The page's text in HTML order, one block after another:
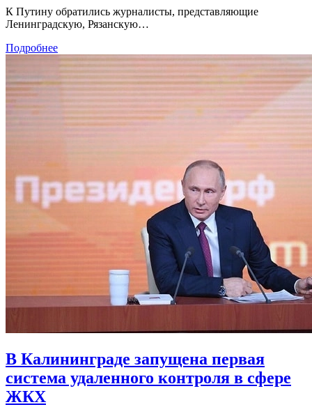
К Путину обратились журналисты, представляющие
Ленинградскую, Рязанскую…
Подробнее
В Калининграде запущена первая
система удаленного контроля в сфере
ЖКХ